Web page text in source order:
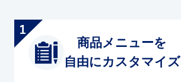
商品メニューを
自由にカスタマイズ